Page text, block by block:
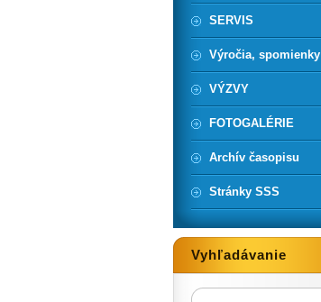
SERVIS
Výročia, spomienky
VÝZVY
FOTOGALÉRIE
Archív časopisu
Stránky SSS
Vyhľadávanie